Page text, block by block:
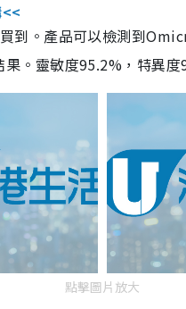
到。產品可以檢測到
。靈敏度95.2%，特異度
點擊圖片放大